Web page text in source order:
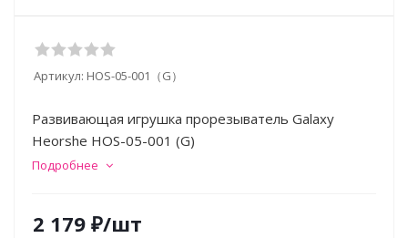
Артикул: HOS-05-001（G）
Развивающая игрушка прорезыватель Galaxy
Heorshe HOS-05-001 (G)
Подробнее
2 179 ₽/шт